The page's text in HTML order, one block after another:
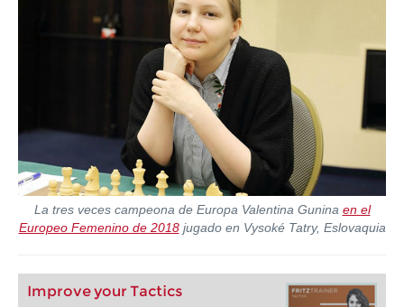
La tres veces campeona de Europa Valentina Gunina en el
Europeo Femenino de 2018jugado en Vysoké Tatry, Eslovaquia
Improve your Tactics